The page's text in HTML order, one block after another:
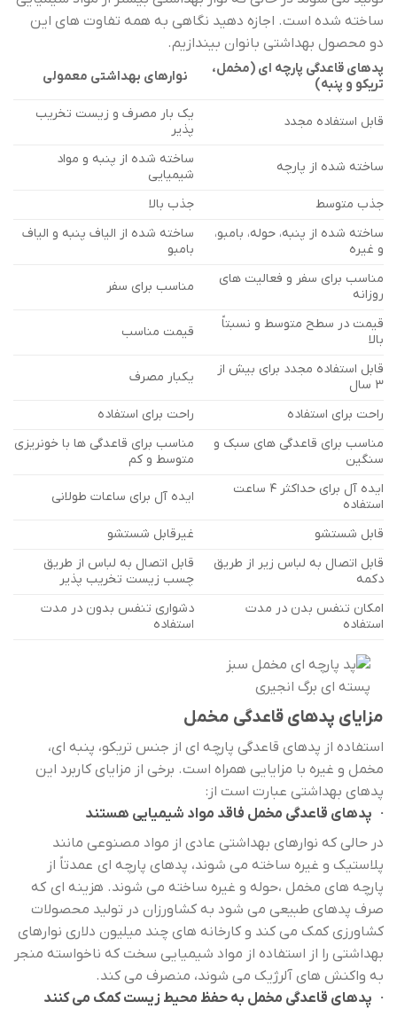
ساخته شده است. اجازه دهید نگاهی به همه تفاوت های این
دو محصول بهداشتی بانوان بیندازیم.
پدهای قاعدگی پارچه ای (مخمل،
تریکو و پنبه)
نوارهای بهداشتی معمولی
قابل استفاده مجدد
یک بار مصرف و زیست تخریب
پذیر
ساخته شده از پارچه
ساخته شده از پنبه و مواد
شیمیایی
جذب متوسط
جذب بالا
ساخته شده از پنبه، حوله، بامبو،
و غیره
ساخته شده از الیاف پنبه و الیاف
بامبو
مناسب برای سفر و فعالیت های
روزانه
مناسب برای سفر
قیمت در سطح متوسط و نسبتاً
بالا
قیمت مناسب
قابل استفاده مجدد برای بیش از
3 سال
یکبار مصرف
راحت برای استفاده
راحت برای استفاده
مناسب برای قاعدگی های سبک و
سنگین
مناسب برای قاعدگی ها با خونریزی
متوسط و کم
ایده آل برای حداکثر 4 ساعت
استفاده
ایده آل برای ساعات طولانی
قابل شستشو
غیرقابل شستشو
قابل اتصال به لباس زیر از طریق
دکمه
قابل اتصال به لباس از طریق
چسب زیست تخریب پذیر
امکان تنفس بدن در مدت
استفاده
دشواری تنفس بدون در مدت
استفاده
مزایای پدهای قاعدگی مخمل
استفاده از پدهای قاعدگی پارچه ای از جنس تریکو، پنبه ای،
مخمل و غیره با مزایایی همراه است. برخی از مزایای کاربرد این
پدهای بهداشتی عبارت است از:
· پدهای قاعدگی مخمل فاقد مواد شیمیایی هستند
در حالی که نوارهای بهداشتی عادی از مواد مصنوعی مانند
پلاستیک و غیره ساخته می شوند، پدهای پارچه ای عمدتاً از
پارچه های مخمل ،حوله و غیره ساخته می شوند. هزینه ای که
صرف پدهای طبیعی می شود به کشاورزان در تولید محصولات
کشاورزی کمک می کند و کارخانه های چند میلیون دلاری نوارهای
بهداشتی را از استفاده از مواد شیمیایی سخت که ناخواسته منجر
به واکنش های آلرژیک می شوند، منصرف می کند.
· پدهای قاعدگی مخمل به حفظ محیط زیست کمک می کنند